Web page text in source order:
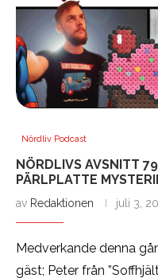
Nördliv Podcast
NÖRDLIVS AVSNITT
PÄRLPLATTE
av Redaktionen juli 3,
Medverkande denna
gäst; Peter från